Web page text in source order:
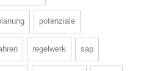
potenziale
regelwerk sap